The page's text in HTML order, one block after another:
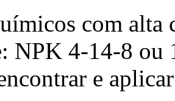
com alta
NPK 4-14-8
e